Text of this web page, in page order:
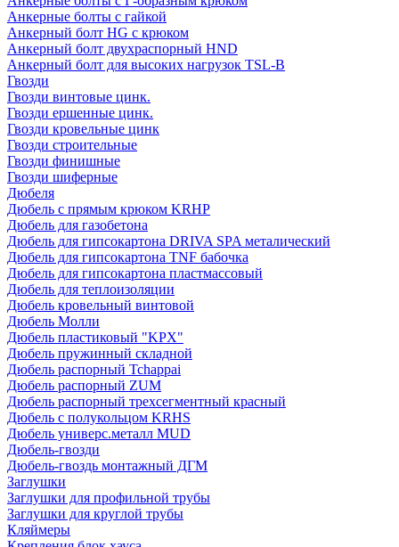
Анкерные болты с гайкой
Анкерный болт HG с крюком
Анкерный болт двухраспорный HND
Анкерный болт для высоких нагрузок TSL-B
Гвозди
Гвозди винтовые цинк.
Гвозди ершенные цинк.
Гвозди кровельные цинк
Гвозди строительные
Гвозди финишные
Гвозди шиферные
Дюбеля
Дюбель с прямым крюком KRHP
Дюбель для газобетона
Дюбель для гипсокартона DRIVA SPA металический
Дюбель для гипсокартона TNF бабочка
Дюбель для гипсокартона пластмассовый
Дюбель для теплоизоляции
Дюбель кровельный винтовой
Дюбель Молли
Дюбель пластиковый "KPX"
Дюбель пружинный складной
Дюбель распорный Tchappai
Дюбель распорный ZUM
Дюбель распорный трехсегментный красный
Дюбель с полукольцом KRHS
Дюбель универс.металл MUD
Дюбель-гвозди
Дюбель-гвоздь монтажный ДГМ
Заглушки
Заглушки для профильной трубы
Заглушки для круглой трубы
Кляймеры